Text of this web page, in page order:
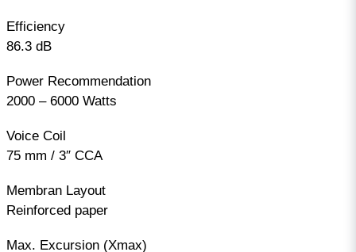
Efficiency
86.3 dB
Power Recommendation
2000 – 6000 Watts
Voice Coil
75 mm / 3″ CCA
Membran Layout
Reinforced paper
Max. Excursion (Xmax)